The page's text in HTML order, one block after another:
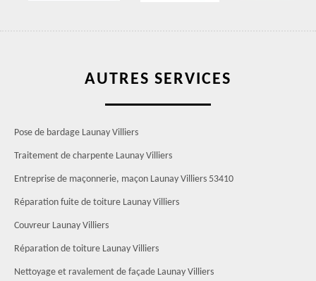
AUTRES SERVICES
Pose de bardage Launay Villiers
Traitement de charpente Launay Villiers
Entreprise de maçonnerie, maçon Launay Villiers 53410
Réparation fuite de toiture Launay Villiers
Couvreur Launay Villiers
Réparation de toiture Launay Villiers
Nettoyage et ravalement de façade Launay Villiers